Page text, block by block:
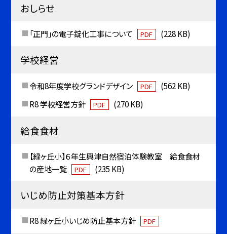
おしらせ
「正門」の電子錠化工事について PDF (228 KB)
学校経営
令和8年度学校グランドデザイン PDF
(562 KB)
R8 学校経営方針
PDF (270 KB)
給食食材
【緑ヶ丘小】６年生興津自然宿泊体験教室 給食食材
の産地一覧
PDF (235 KB)
いじめ防止対策基本方針
R8 緑ヶ丘小いじめ防止基本方針 PDF